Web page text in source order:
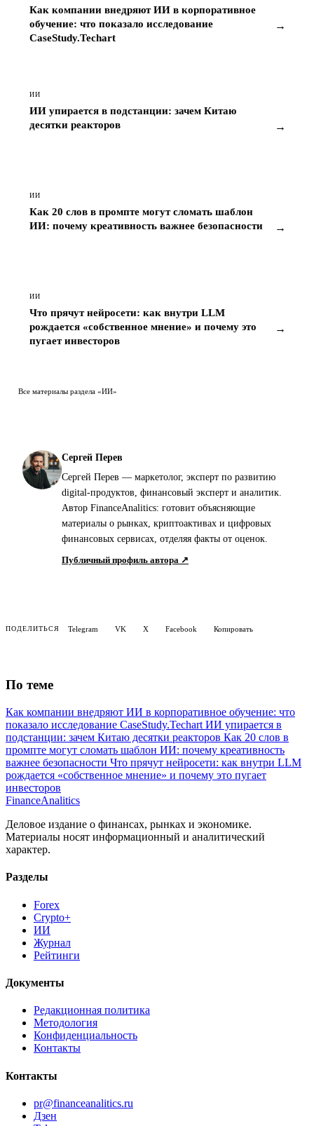
Как компании внедряют ИИ в корпоративное
обучение: что показало исследование
CaseStudy.Techart
→
ИИ
ИИ упирается в подстанции: зачем Китаю
десятки реакторов
→
ИИ
Как 20 слов в промпте могут сломать шаблон
ИИ: почему креативность важнее безопасности
→
ИИ
Что прячут нейросети: как внутри LLM
рождается «собственное мнение» и почему это
пугает инвесторов
→
Все материалы раздела «ИИ»
Сергей Перев
Сергей Перев — маркетолог, эксперт по развитию
digital-продуктов, финансовый эксперт и аналитик.
Автор FinanceAnalitics: готовит объясняющие
материалы о рынках, криптоактивах и цифровых
финансовых сервисах, отделяя факты от оценок.
Публичный профиль автора ↗
ПОДЕЛИТЬСЯ Telegram VK X Facebook Копировать
По теме
Как компании внедряют ИИ в корпоративное обучение: что
показало исследование CaseStudy.Techart ИИ упирается в
подстанции: зачем Китаю десятки реакторов Как 20 слов в
промпте могут сломать шаблон ИИ: почему креативность
важнее безопасности Что прячут нейросети: как внутри LLM
рождается «собственное мнение» и почему это пугает
инвесторов
FinanceAnalitics
Деловое издание о финансах, рынках и экономике.
Материалы носят информационный и аналитический
характер.
Разделы
Forex
Crypto+
ИИ
Журнал
Рейтинги
Документы
Редакционная политика
Методология
Конфиденциальность
Контакты
Контакты
pr@financeanalitics.ru
Дзен